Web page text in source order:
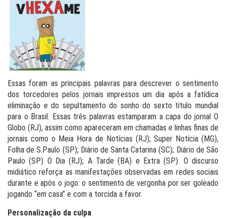
Essas foram as principais palavras para descrever o sentimento
dos torcedores pelos jornais impressos um dia após a fatídica
eliminação e do sepultamento do sonho do sexto título mundial
para o Brasil. Essas três palavras estamparam a capa do jornal O
Globo (RJ), assim como apareceram em chamadas e linhas finas de
jornais como o Meia Hora de Notícias (RJ); Super Notícia (MG),
Folha de S.Paulo (SP); Diário de Santa Catarina (SC); Diário de São
Paulo (SP) O Dia (RJ); A Tarde (BA) e Extra (SP). O discurso
midiático reforça as manifestações observadas em redes sociais
durante e após o jogo: o sentimento de vergonha por ser goleado
jogando “em casa” e com a torcida a favor.
Personalização da culpa